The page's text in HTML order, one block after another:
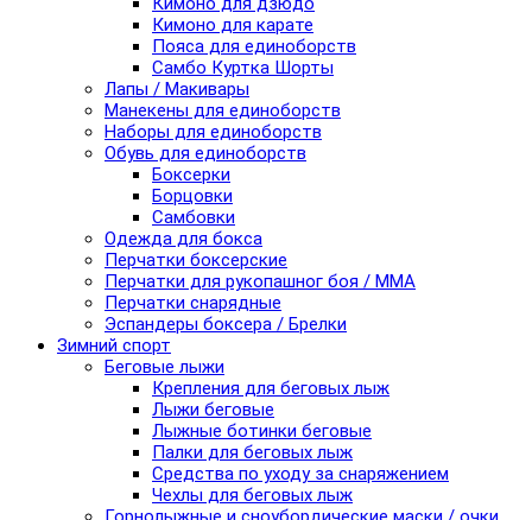
Кимоно для карате
Пояса для единоборств
Самбо Куртка Шорты
Лапы / Макивары
Манекены для единоборств
Наборы для единоборств
Обувь для единоборств
Боксерки
Борцовки
Самбовки
Одежда для бокса
Перчатки боксерские
Перчатки для рукопашног боя / ММА
Перчатки снарядные
Эспандеры боксера / Брелки
Зимний спорт
Беговые лыжи
Крепления для беговых лыж
Лыжи беговые
Лыжные ботинки беговые
Палки для беговых лыж
Средства по уходу за снаряжением
Чехлы для беговых лыж